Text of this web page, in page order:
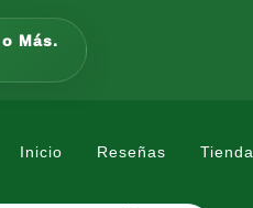
Más.
Inicio Reseñas Tienda